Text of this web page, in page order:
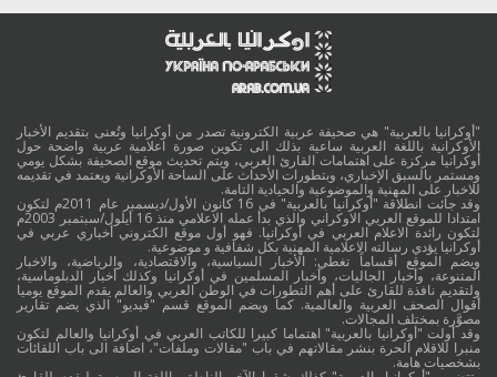
"أوكرانيا بالعربية" هي صحيفة عربية الكترونية تصدر من أوكرانيا وتُعنى بتقديم الأخبار
الأوكرانية باللغة العربية ساعية بذلك الى تكوين صورة اعلامية عربية واضحة حول
أوكرانيا مركزة على اهتمامات القارئ العربي، ويتم تحديث موقع الصحيفة بشكل يومي
ومستمر بالسبق الإخباري، وبتطورات الأحداث على الساحة الأوكرانية ويعتمد في تقديمه
للاخبار على المهنية والموضوعية والحيادية التامة.
وقد جائت انطلاقة "أوكرانيا بالعربية" في 16 كانون الأول/ديسمبر عام 2011م لتكون
امتدادا للموقع العربي الاوكراني والذي بدأ عمله الاعلامي منذ 16 أيلول/سبتمبر 2003م
لتكون رائدة الاعلام العربي في أوكرانيا. فهو أول موقع الكتروني أخباري عربي في
أوكرانيا يؤدي رسالته الاعلامية المهنية بكل شفافية و موضوعية.
ويضم الموقع أقساماً تغطي: الأخبار السياسية، والاقتصادية، والرياضية، والاخبار
المتنوعة، وأخبار الجاليات، وأخبار المسلمين في أوكرانيا وكذلك أخبار الدبلوماسية،
ولتقديم نافذة للقارئ على أهم التطورات في الوطن العربي والعالم يقدم الموقع يوميا
أقوال الصحف العربية والعالمية. كما ويضم الموقع قسم "فيديو" الذي يضم تقارير
مصوَّرة بمختلف المجالات.
وقد أولت "أوكرانيا بالعربية" اهتماما كبيرا للكاتب العربي في أوكرانيا والعالم لتكون
منبرا للاقلام الحرة بنشر مقالاتهم في باب "مقالات وملفات"، اضافة الى باب اللقائات
بشخصيات هامة.